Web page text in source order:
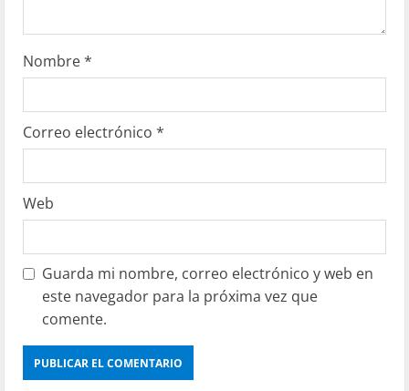
Nombre*
Correo electrónico *
Web
Guarda mi nombre, correo electrónico y web en
este navegador para la próxima vez que
comente.